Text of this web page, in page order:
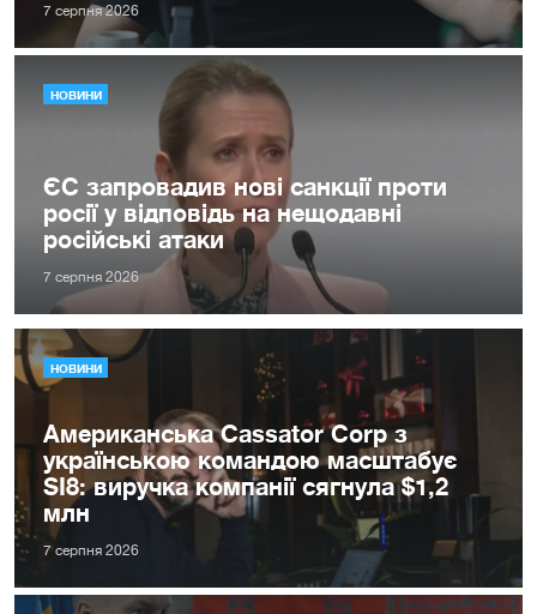
7 серпня 2026
НОВИНИ
ЄС запровадив нові санкції проти
росії у відповідь на нещодавні
російські атаки
7 серпня 2026
НОВИНИ
Американська Cassator Corp з
українською командою масштабує
SI8: виручка компанії сягнула $1,2
млн
7 серпня 2026